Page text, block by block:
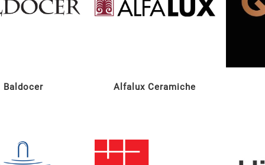
Baldocer Alfalux Ceramiche